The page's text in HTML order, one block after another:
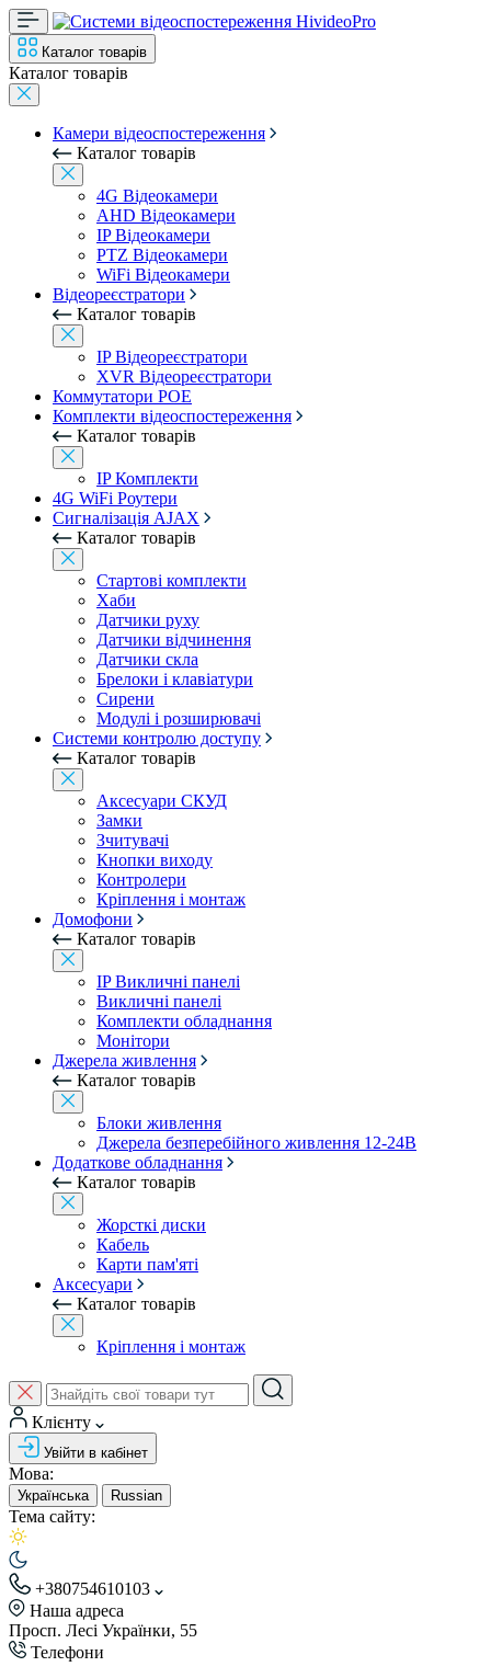
Каталог товарів
Каталог товарів
Камери відеоспостереження
Каталог товарів
4G Відеокамери
AHD Відеокамери
IP Відеокамери
PTZ Відеокамери
WiFi Відеокамери
Відеореєстратори
Каталог товарів
IP Відеореєстратори
XVR Відеореєстратори
Коммутатори POE
Комплекти відеоспостереження
Каталог товарів
IP Комплекти
4G WiFi Роутери
Сигналізація AJAX
Каталог товарів
Стартові комплекти
Хаби
Датчики руху
Датчики відчинення
Датчики скла
Брелоки і клавіатури
Сирени
Модулі і розширювачі
Системи контролю доступу
Каталог товарів
Аксесуари СКУД
Замки
Зчитувачі
Кнопки виходу
Контролери
Кріплення і монтаж
Домофони
Каталог товарів
IP Викличні панелі
Викличні панелі
Комплекти обладнання
Монітори
Джерела живлення
Каталог товарів
Блоки живлення
Джерела безперебійного живлення 12-24В
Додаткове обладнання
Каталог товарів
Жорсткі диски
Кабель
Карти пам'яті
Аксесуари
Каталог товарів
Кріплення і монтаж
Клієнту
Увійти в кабінет
Мова:
Українська Russian
Тема сайту:
+380754610103
Наша адреса
Просп. Лесі Українки, 55
Телефони